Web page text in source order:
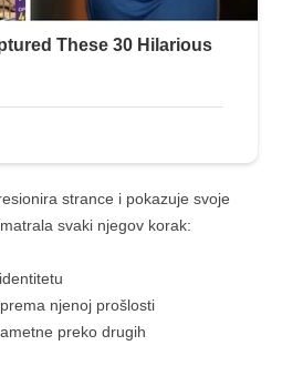
strance i pokazuje svoje
svaki njegov korak:
njenoj prošlosti
preko drugih